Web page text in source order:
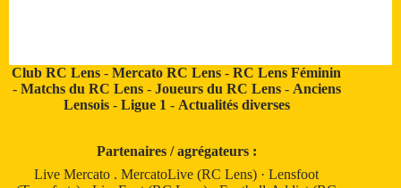
Club RC Lens -Mercato RC Lens -RC Lens Féminin
- Matchs du RC Lens- Joueurs du RC Lens- Anciens
Lensois- Ligue 1 - Actualités diverses
Partenaires / agrégateurs :
Live Mercato .MercatoLive (RC Lens) ·Lensfoot